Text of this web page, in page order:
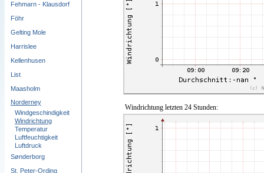
Fehmarn - Klausdorf
Föhr
Gelting Mole
Harrislee
Kellenhusen
List
Maasholm
Norderney
Windgeschindigkeit
Windrichtung
Temperatur
Luftfeuchtigkeit
Luftdruck
Sønderborg
St. Peter-Ording
Windrichtung letzten 24 Stunden: